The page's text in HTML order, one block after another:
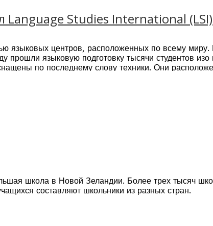
программы английского языка для
будущего успеха.
расположены в
в Канаде, США, Австралии и Новой Зеландии
с новыми странами!
Studies International (LSI)
языковых центров, расположенных по всему
прошли языковую подготовку тысячи студентов
по последнему слову техники. Они
школа в Новой Зеландии. Более трех тысяч
составляют школьники из разных стран.
и активно участвовать в жизни